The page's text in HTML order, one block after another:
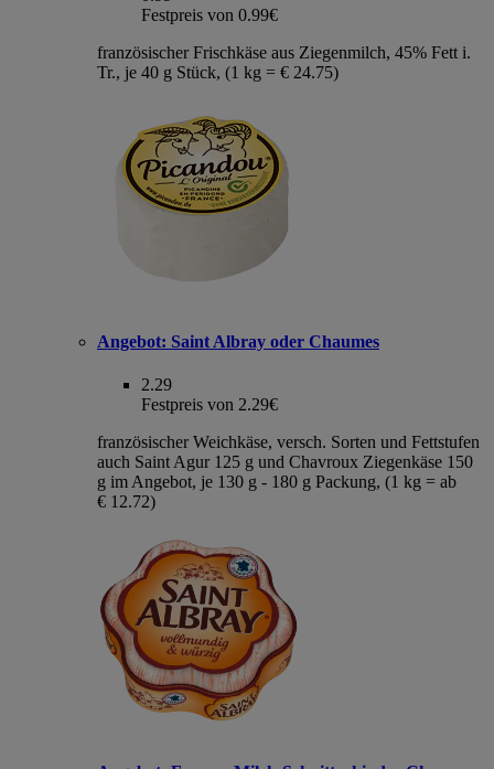
Festpreis von 0.99€
französischer Frischkäse aus Ziegenmilch, 45% Fett i.
Tr., je 40 g Stück, (1 kg = € 24.75)
Angebot: Saint Albray oder Chaumes
2.29
Festpreis von 2.29€
französischer Weichkäse, versch. Sorten und Fettstufen
auch Saint Agur 125 g und Chavroux Ziegenkäse 150
g im Angebot, je 130 g - 180 g Packung, (1 kg = ab
€ 12.72)